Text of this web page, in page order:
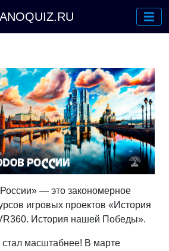
— это закономерное
игровых проектов «История
История нашей Победы».
стал масштабнее! В марте